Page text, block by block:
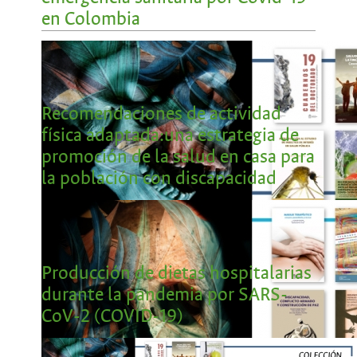
en Colombia
Recomendaciones de actividad
física adaptada:una estrategia de
promoción de la salud en casa para
la población con discapacidad
Producción de dietas hospitalarias
durante la pandemia por SARS-
CoV-2 (COVID-19)